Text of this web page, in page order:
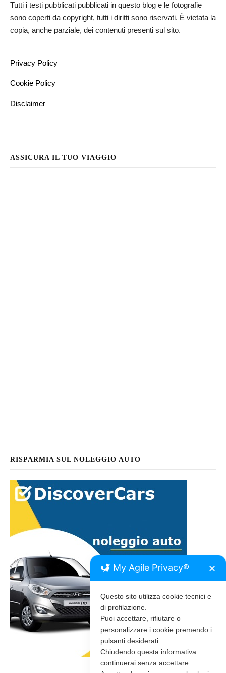
Tutti i testi pubblicati pubblicati in questo blog e le fotografie
sono coperti da copyright, tutti i diritti sono riservati. È vietata la
copia, anche parziale, dei contenuti presenti sul sito.
– – – – –
Privacy Policy
Cookie Policy
Disclaimer
ASSICURA IL TUO VIAGGIO
RISPARMIA SUL NOLEGGIO AUTO
My Agile Privacy® ✕
Questo sito utilizza cookie tecnici e
di profilazione.
Puoi accettare, rifiutare o
personalizzare i cookie premendo i
pulsanti desiderati.
Chiudendo questa informativa
continuerai senza accettare.